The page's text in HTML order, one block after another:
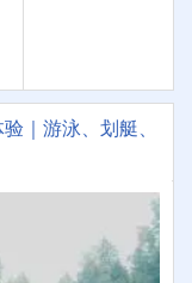
｜游泳、划艇、